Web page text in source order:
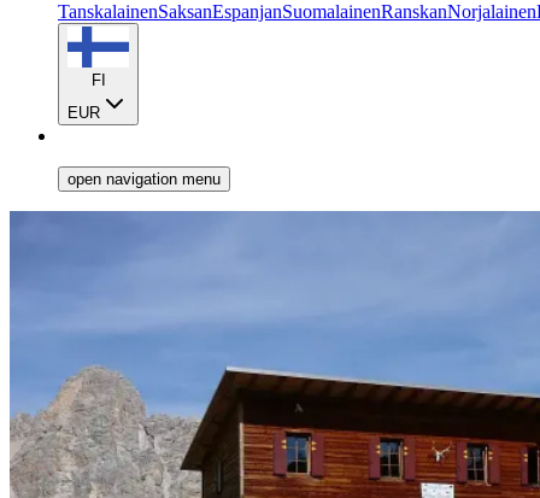
TanskalainenSaksanEspanjanSuomalainenRanskanNorjalainen
FI
EUR
open navigation menu